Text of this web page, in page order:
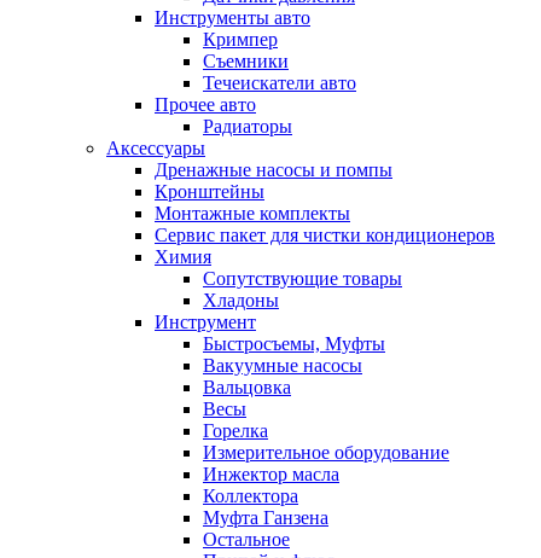
Инструменты авто
Кримпер
Съемники
Течеискатели авто
Прочее авто
Радиаторы
Аксессуары
Дренажные насосы и помпы
Кронштейны
Монтажные комплекты
Сервис пакет для чистки кондиционеров
Химия
Сопутствующие товары
Хладоны
Инструмент
Быстросъемы, Муфты
Вакуумные насосы
Вальцовка
Весы
Горелка
Измерительное оборудование
Инжектор масла
Коллектора
Муфта Ганзена
Остальное